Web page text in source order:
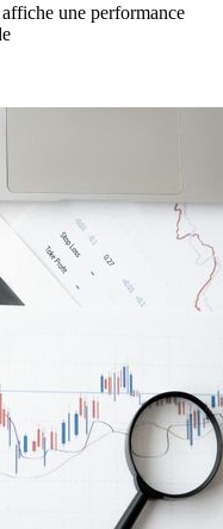
une performance